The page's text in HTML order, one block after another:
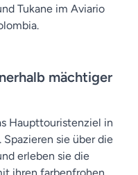
Tukane im Aviario
mächtiger
Haupttouristenziel in
sie über die
erleben sie die